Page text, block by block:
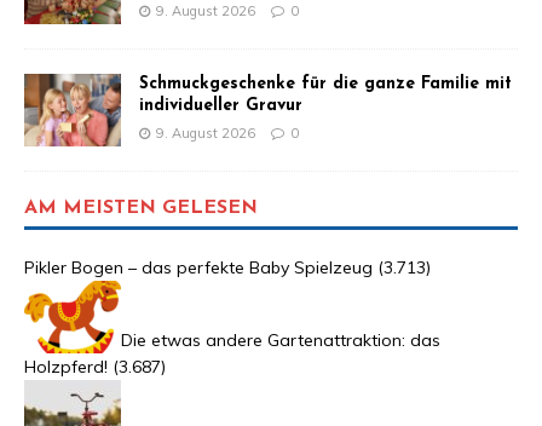
9. August 2026 0
Schmuckgeschenke für die ganze Familie mit
individueller Gravur
9. August 2026 0
AM MEISTEN GELESEN
Pikler Bogen – das perfekte Baby Spielzeug (3.713)
Die etwas andere Gartenattraktion: das
Holzpferd! (3.687)